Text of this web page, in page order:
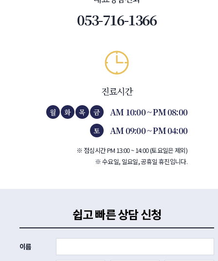
053-716-1366
진료시간
월 화 목 금 AM 10:00 ~ PM 08:00
토 AM 09:00 ~ PM 04:00
※ 점심시간 PM 13:00 ~ 14:00 (토요일은 제외)
※ 수요일, 일요일, 공휴일 휴진입니다.
쉽고 빠른 상담 신청
이름